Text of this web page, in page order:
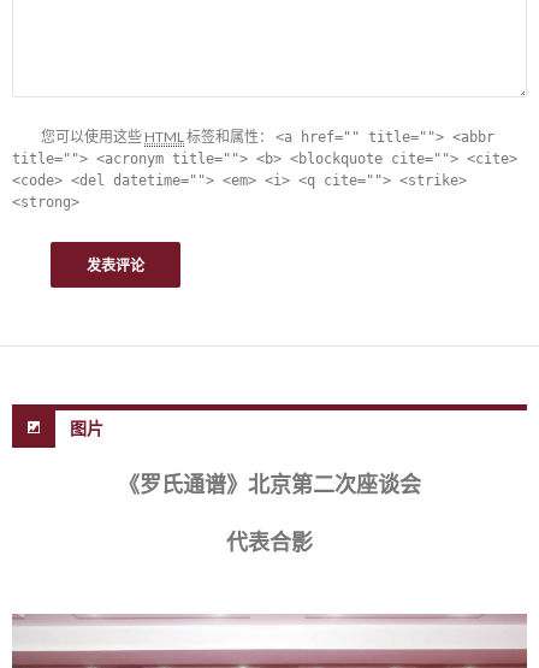
您可以使用这些 HTML标签和属性： <a href="" title=""> <abbr
title=""> <acronym title=""> <b> <blockquote cite=""> <cite>
<code> <del datetime=""> <em> <i> <q cite=""> <strike>
<strong>
图片
《罗氏通谱》北京第二次座谈会
代表合影